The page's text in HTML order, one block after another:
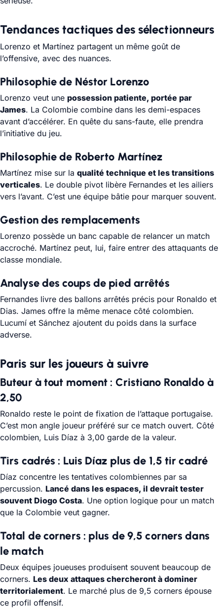
Tendances tactiques des sélectionneurs
Lorenzo et Martínez partagent un même goût de
l’offensive, avec des nuances.
Philosophie de Néstor Lorenzo
Lorenzo veut une possession patiente, portée par
James. La Colombie combine dans les demi-espaces
avant d’accélérer. En quête du sans-faute, elle prendra
l’initiative du jeu.
Philosophie de Roberto Martínez
Martínez mise sur la qualité technique et les transitions
verticales. Le double pivot libère Fernandes et les ailiers
vers l’avant. C’est une équipe bâtie pour marquer souvent.
Gestion des remplacements
Lorenzo possède un banc capable de relancer un match
accroché. Martínez peut, lui, faire entrer des attaquants de
classe mondiale.
Analyse des coups de pied arrêtés
Fernandes livre des ballons arrêtés précis pour Ronaldo et
Dias. James offre la même menace côté colombien.
Lucumí et Sánchez ajoutent du poids dans la surface
adverse.
Paris sur les joueurs à suivre
Buteur à tout moment : Cristiano Ronaldo à
2,50
Ronaldo reste le point de fixation de l’attaque portugaise.
C’est mon angle joueur préféré sur ce match ouvert. Côté
colombien, Luis Díaz à 3,00 garde de la valeur.
Tirs cadrés : Luis Díaz plus de 1,5 tir cadré
Díaz concentre les tentatives colombiennes par sa
percussion. Lancé dans les espaces, il devrait tester
souvent Diogo Costa. Une option logique pour un match
que la Colombie veut gagner.
Total de corners : plus de 9,5 corners dans
le match
Deux équipes joueuses produisent souvent beaucoup de
corners. Les deux attaques chercheront à dominer
territorialement. Le marché plus de 9,5 corners épouse
ce profil offensif.